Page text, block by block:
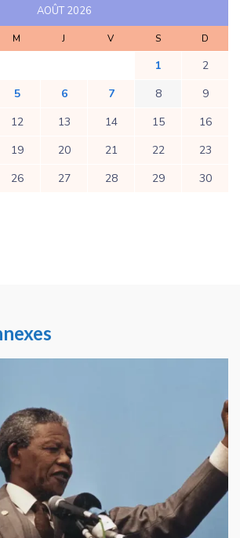
AOÛT 2026
M J V S D
1
2
5 6 7 8
9
12 13 14 15
16
19 20 21 22
23
26 27 28 29
30